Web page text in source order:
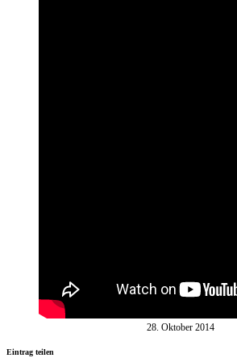
28. Oktober 2014
Eintrag teilen